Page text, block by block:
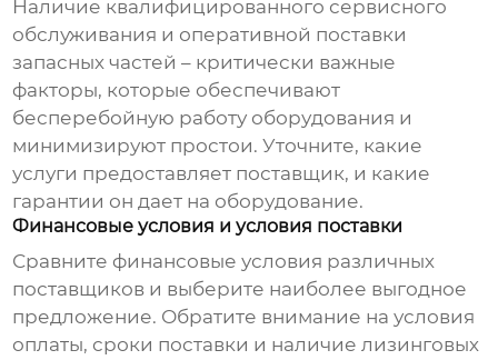
Наличие квалифицированного сервисного
обслуживания и оперативной поставки
запасных частей – критически важные
факторы, которые обеспечивают
бесперебойную работу оборудования и
минимизируют простои. Уточните, какие
услуги предоставляет поставщик, и какие
гарантии он дает на оборудование.
Финансовые условия и условия поставки
Сравните финансовые условия различных
поставщиков и выберите наиболее выгодное
предложение. Обратите внимание на условия
оплаты, сроки поставки и наличие лизинговых